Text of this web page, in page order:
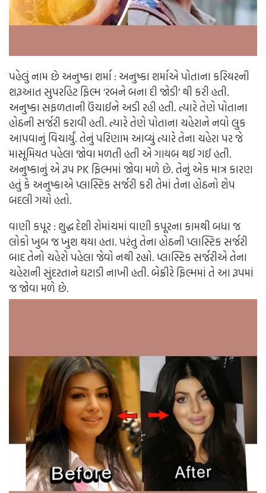
પહેલું નામ છે અનુષ્કા શર્મા : અનુષ્કા શર્માએ પોતાના કરિયરની
શરૂઆત સુપરહિટ ફિલ્મ ‘રબને બના દી જોડી’ થી કરી હતી.
અનુષ્કા સફળતાની ઉંચાઈને અડી રહી હતી. ત્યારે તેણે પોતાના
હોઠની સર્જરી કરાવી હતી. ત્યારે તેણે પોતાના ચહેરાને નવો લુક
આપવાનું વિચાર્યું. તેનું પરિણામ આવ્યું ત્યારે તેના ચહેરા પર જે
માસૂમિયત પહેલા જોવા મળતી હતી એ ગાયબ થઈ ગઈ હતી.
અનુષ્કાનું એ રૂપ PK ફિલ્મમાં જોવા મળે છે. તેનું એક માત્ર કારણ
હતું કે અનુષ્કાએ પ્લાસ્ટિક સર્જરી કરી તેમાં તેના હોઠનો શેપ
બદલી ગયો હતો.
વાણી કપૂર : શુદ્ધ દેશી રોમાંચમાં વાણી કપૂરના કામથી બધા જ
લોકો ખુબ જ ખુશ થયા હતા. પરંતુ તેના હોઠની પ્લાસ્ટિક સર્જરી
બાદ તેનો ચહેરો પહેલા જેવો નથી રહ્યો. પ્લાસ્ટિક સર્જરીએ તેના
ચહેરાની સુંદરતાને ઘટાડી નાખી હતી. બેફ્રીરે ફિલ્મમાં તે આ રૂપમાં
જ જોવા મળે છે.